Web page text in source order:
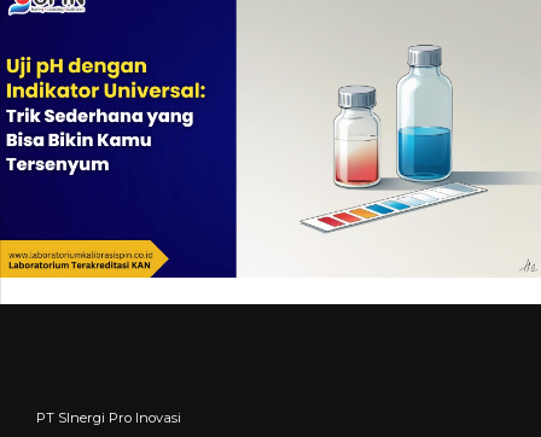
PT SInergi Pro Inovasi